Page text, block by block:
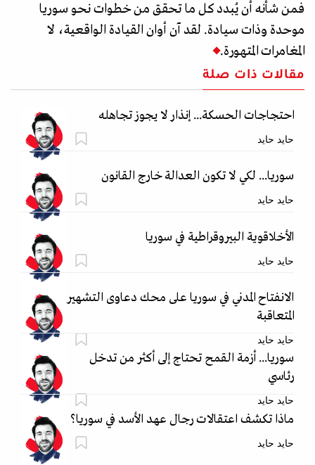
فمن شأنه أن يُبدد كل ما تحقق من خطوات نحو سوريا
موحدة وذات سيادة. لقد آن أوان القيادة الواقعية، لا
المغامرات المتهورة.
مقالات ذات صلة
احتجاجات الحسكة... إنذار لا يجوز تجاهله
حايد حايد
سوريا... لكي لا تكون العدالة خارج القانون
حايد حايد
الأخلاقوية البيروقراطية في سوريا
حايد حايد
الانفتاح المدني في سوريا على محك دعاوى التشهير
المتعاقبة
حايد حايد
سوريا... أزمة القمح تحتاج إلى أكثر من تدخل
رئاسي
حايد حايد
ماذا تكشف اعتقالات رجال عهد الأسد في سوريا؟
حايد حايد